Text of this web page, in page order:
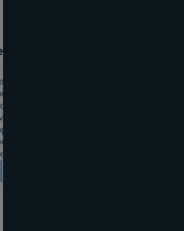
van de vaart onder bepaalde
verlangd, resp. wordt betaald. Het
een instantie voor alle deelnemers
verbintelijk worden vastgelegd, deze
aan een beurs worden bemiddeld, of
en vrachtnemers steeds opnieuw